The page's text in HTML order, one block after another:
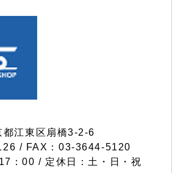
江東区扇橋3-2-6
/ FAX：03-3644-5120
：00 / 定休日：土・日・祝